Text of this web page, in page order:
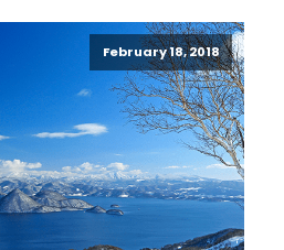
February 18, 2018